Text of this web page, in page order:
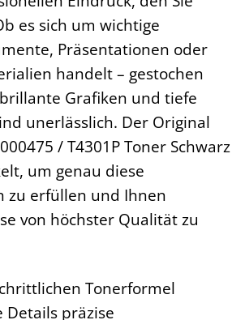
es sich um wichtige
Präsentationen oder
handelt – gestochen
Grafiken und tiefe
unerlässlich. Der Original
/ T4301P Toner Schwarz
um genau diese
zu erfüllen und Ihnen
von höchster Qualität zu
Tonerformel
präzise